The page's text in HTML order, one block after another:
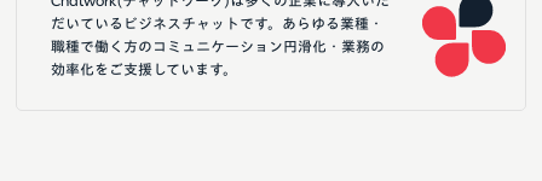
だいているビジネスチャットです。あらゆる業種・
職種で働く方のコミュニケーション円滑化・業務の
効率化をご支援しています。